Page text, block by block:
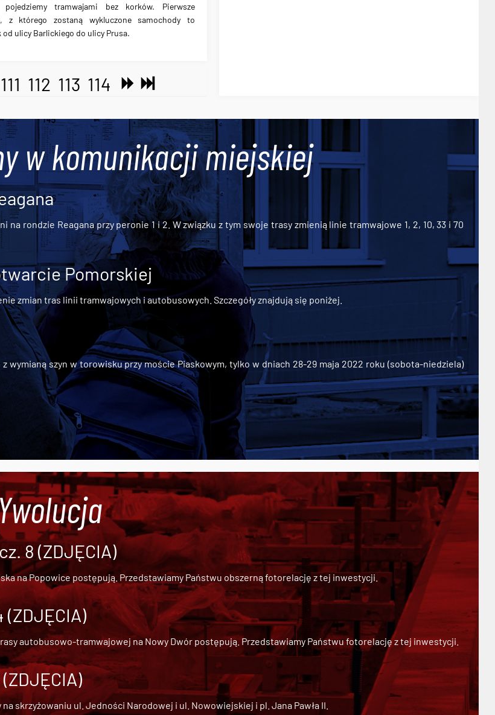
pojedziemy tramwajami bez korków. Pierwsze
z którego zostaną wykluczone samochody to
od ulicy Barlickiego do ulicy Prusa.
111 112 113 114
w komunikacji miejskiej
rondzie Reagana przy peronie 1 i 2. W związku z tym swoje trasy zmienią linie tramwajowe 1, 2, 10, 33 i 70
Pomorskiej
zmian tras linii tramwajowych i autobusowych. Szczegóły znajdują się poniżej.
wymianą szyn w torowisku przy moście Piaskowym, tylko w dniach 28-29 maja 2022 roku (sobota-niedziela)
8 (ZDJĘCIA)
na Popowice postępują. Przedstawiamy Państwu obszerną fotorelację z tej inwestycji.
(ZDJĘCIA)
autobusowo-tramwajowej na Nowy Dwórpostępują. Przedstawiamy Państwu fotorelację z tej inwestycji.
skrzyżowaniu ul. Jedności Narodowej i ul. Nowowiejskiej i pl. Jana Pawła II.